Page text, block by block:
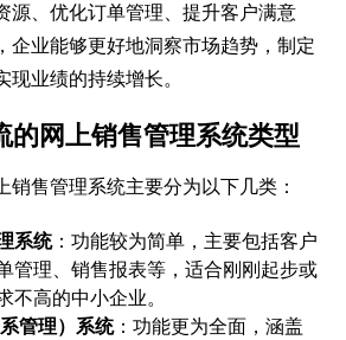
源、优化订单管理、提升客户满意
企业能够更好地洞察市场趋势，制定
业绩的持续增长。
的网上销售管理系统类型
销售管理系统主要分为以下几类：
系统：功能较为简单，主要包括客户
管理、销售报表等，适合刚刚起步或
不高的中小企业。
管理）系统：功能更为全面，涵盖